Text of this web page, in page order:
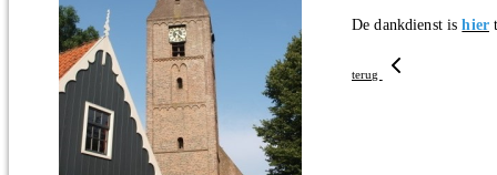
De dankdienst ishier
terug